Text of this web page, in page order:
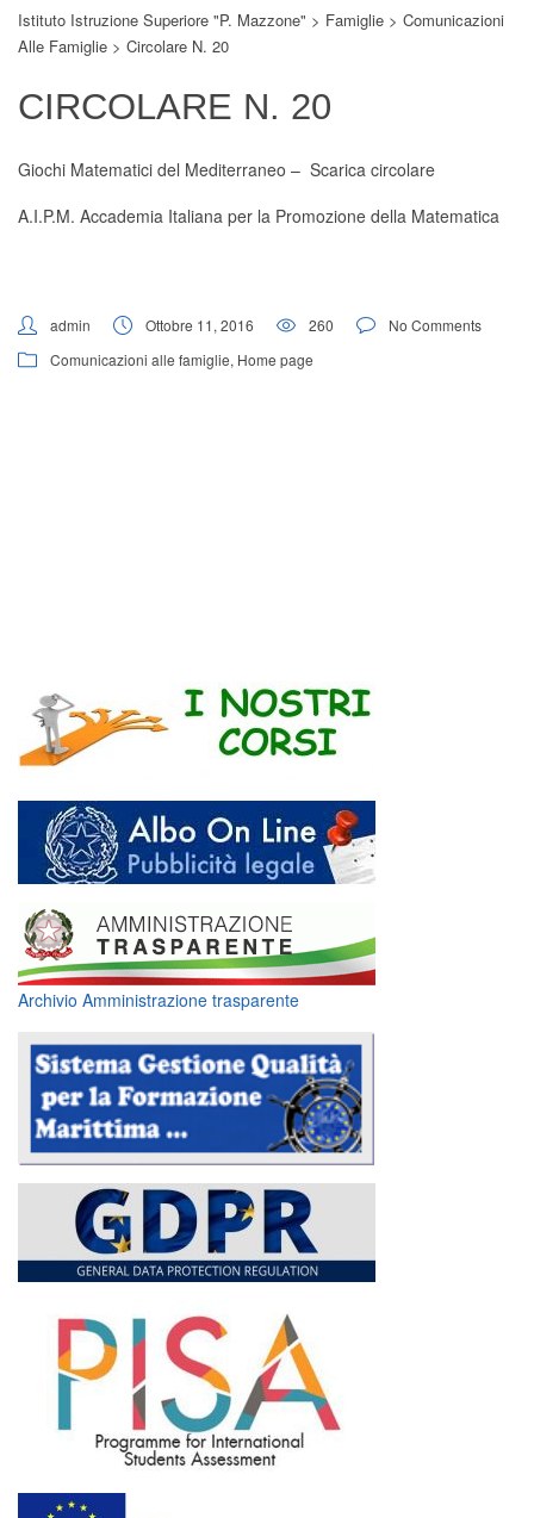
Potenziamoci
Istituto Istruzione Superiore "P. Mazzone" > Famiglie > Comunicazioni
Alle Famiglie > Circolare N. 20
CIRCOLARE N. 20
Giochi Matematici del Mediterraneo – Scarica circolare
A.I.P.M. Accademia Italiana per la Promozione della Matematica
admin Ottobre 11, 2016 260
No Comments
Comunicazioni alle famiglie, Home page
Archivio Amministrazione trasparente